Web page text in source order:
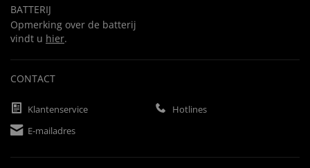
BATTERIJ
Opmerking over de batterij
vindt u hier.
CONTACT
Klantenservice
Hotlines
E-mailadres